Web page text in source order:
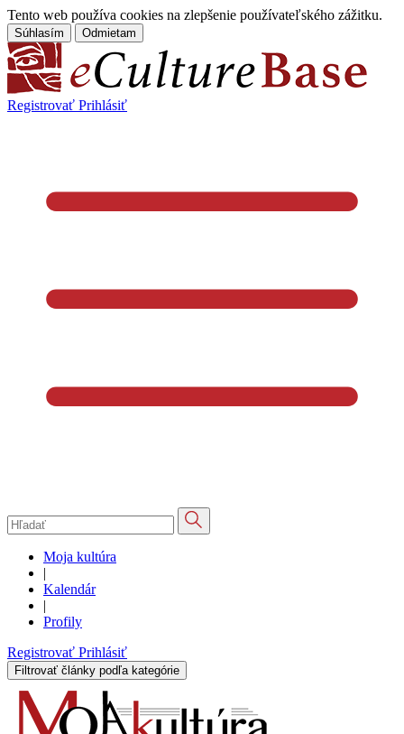
Tento web používa cookies na zlepšenie používateľského zážitku.
Súhlasím Odmietam
Registrovať Prihlásiť
Moja kultúra
|
Kalendár
|
Profily
Registrovať Prihlásiť
Filtrovať články podľa kategórie